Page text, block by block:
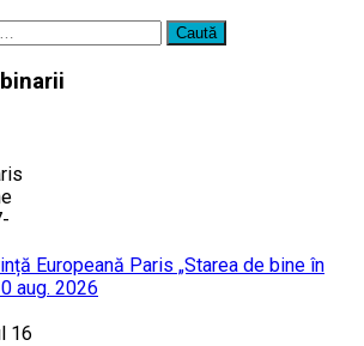
Europeană Paris „Starea de bine în
aug. 2026
16